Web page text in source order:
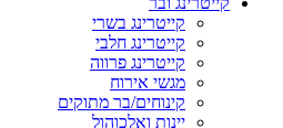
קייטרינג בשרי
קייטרינג חלבי
קייטרינג פרווה
מגשי אירוח
קינוחים/בר מתוקים
יינות ואלכוהול